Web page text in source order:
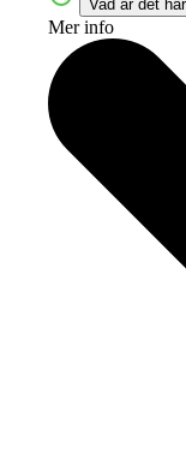
Vad är det
Mer info